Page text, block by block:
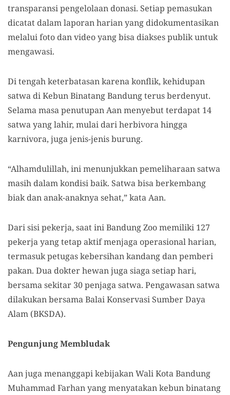
transparansi pengelolaan donasi. Setiap pemasukan
dicatat dalam laporan harian yang didokumentasikan
melalui foto dan video yang bisa diakses publik untuk
mengawasi.
Di tengah keterbatasan karena konflik, kehidupan
satwa di Kebun Binatang Bandung terus berdenyut.
Selama masa penutupan Aan menyebut terdapat 14
satwa yang lahir, mulai dari herbivora hingga
karnivora, juga jenis-jenis burung.
“Alhamdulillah, ini menunjukkan pemeliharaan satwa
masih dalam kondisi baik. Satwa bisa berkembang
biak dan anak-anaknya sehat,” kata Aan.
Dari sisi pekerja, saat ini Bandung Zoo memiliki 127
pekerja yang tetap aktif menjaga operasional harian,
termasuk petugas kebersihan kandang dan pemberi
pakan. Dua dokter hewan juga siaga setiap hari,
bersama sekitar 30 penjaga satwa. Pengawasan satwa
dilakukan bersama Balai Konservasi Sumber Daya
Alam (BKSDA).
Pengunjung Membludak
Aan juga menanggapi kebijakan Wali Kota Bandung
Muhammad Farhan yang menyatakan kebun binatang